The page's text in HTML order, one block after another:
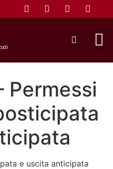
Permessi
e uscita anticipata